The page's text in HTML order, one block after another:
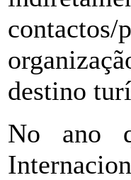
contactos/
destino
No ano